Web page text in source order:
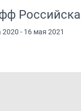
2020 - 16 мая 2021